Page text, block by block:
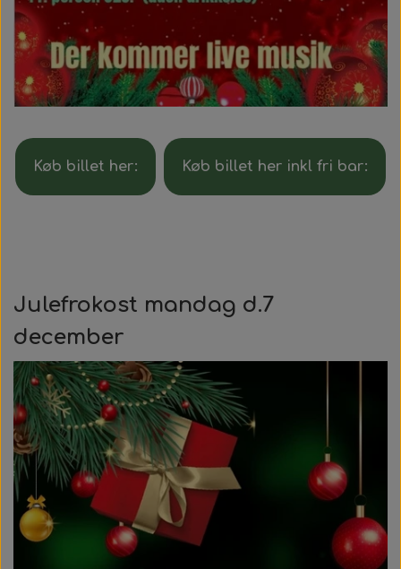
Køb billet her: Køb billet her inkl fri bar:
Julefrokost mandag d.7
december